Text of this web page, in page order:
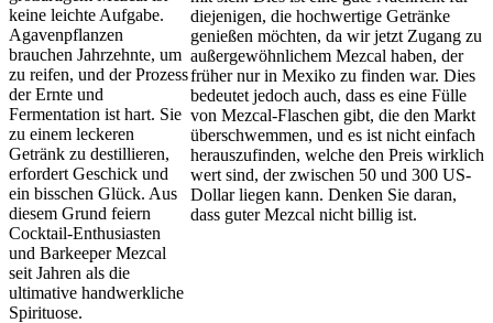
keine leichte Aufgabe.
Agavenpflanzen
brauchen Jahrzehnte, um
zu reifen, und der Prozess
der Ernte und
Fermentation ist hart. Sie
zu einem leckeren
Getränk zu destillieren,
erfordert Geschick und
ein bisschen Glück. Aus
diesem Grund feiern
Cocktail-Enthusiasten
und Barkeeper Mezcal
seit Jahren als die
ultimative handwerkliche
Spirituose.
diejenigen, die hochwertige Getränke
genießen möchten, da wir jetzt Zugang zu
außergewöhnlichem Mezcal haben, der
früher nur in Mexiko zu finden war. Dies
bedeutet jedoch auch, dass es eine Fülle
von Mezcal-Flaschen gibt, die den Markt
überschwemmen, und es ist nicht einfach
herauszufinden, welche den Preis wirklich
wert sind, der zwischen 50 und 300 US-
Dollar liegen kann. Denken Sie daran,
dass guter Mezcal nicht billig ist.